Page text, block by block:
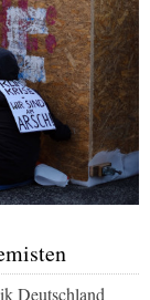
Deutschland